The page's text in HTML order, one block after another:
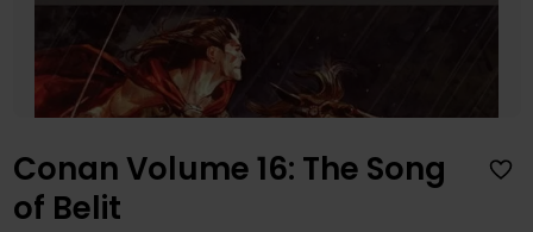
Conan Volume 16: The Song
of Belit